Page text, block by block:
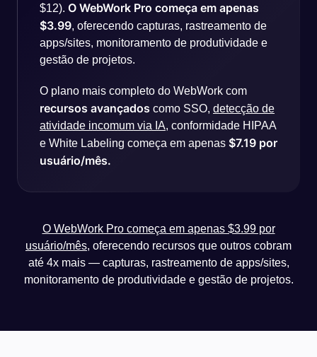
$12). O WebWork Pro começa em apenas
$3.99, oferecendo capturas, rastreamento de
apps/sites, monitoramento de produtividade e
gestão de projetos.
O plano mais completo do WebWork com
recursos avançados como SSO, detecção de
atividade incomum via IA, conformidade HIPAA
e White Labeling começa em apenas $7.19 por
usuário/mês.
O WebWork Pro começa em apenas $3.99 por
usuário/mês, oferecendo recursos que outros cobram
até 4x mais — capturas, rastreamento de apps/sites,
monitoramento de produtividade e gestão de projetos.